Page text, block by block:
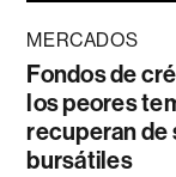
MERCADOS
Fondos de
los peores
recuperan de
bursátiles